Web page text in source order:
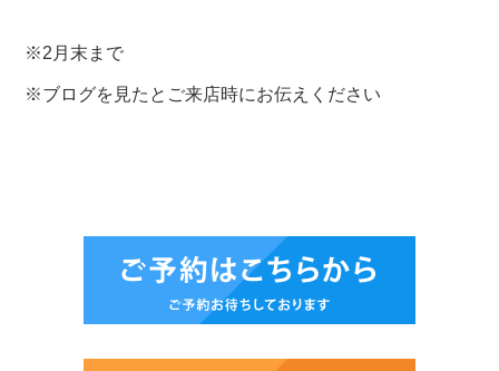
※2月末まで
※ブログを見たとご来店時にお伝えください